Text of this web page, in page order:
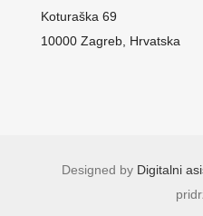
Koturaška 69
10000 Zagreb, Hrvatska
Designed by Digitalni